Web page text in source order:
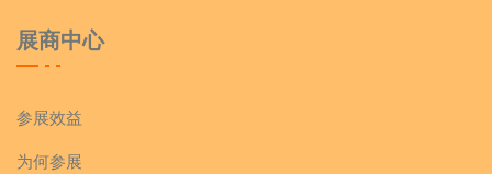
展商中心
参展效益
为何参展